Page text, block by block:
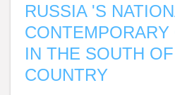
RUSSIA 'S
IN THE SOUTH
COUNTRY